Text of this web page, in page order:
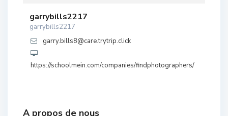
garrybills2217
garrybills2217
garry.bills8@care.trytrip.click
https://schoolmein.com/companies/findphotographers/
A propos de nous